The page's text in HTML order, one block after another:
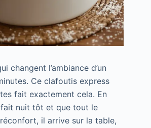
changent l’ambiance d’un
Ce clafoutis express
fait exactement cela. En
nuit tôt et que tout le
il arrive sur la table,